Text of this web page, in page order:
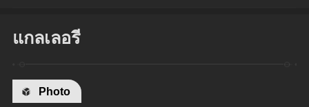
แกลเลอรี
Photo